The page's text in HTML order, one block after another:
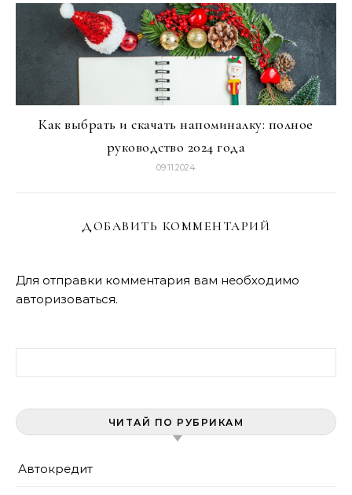
Как выбрать и скачать напоминалку: полное
руководство 2024 года
09.11.2024
ДОБАВИТЬ КОММЕНТАРИЙ
Для отправки комментария вам необходимо
авторизоваться.
ЧИТАЙ ПО РУБРИКАМ
Автокредит